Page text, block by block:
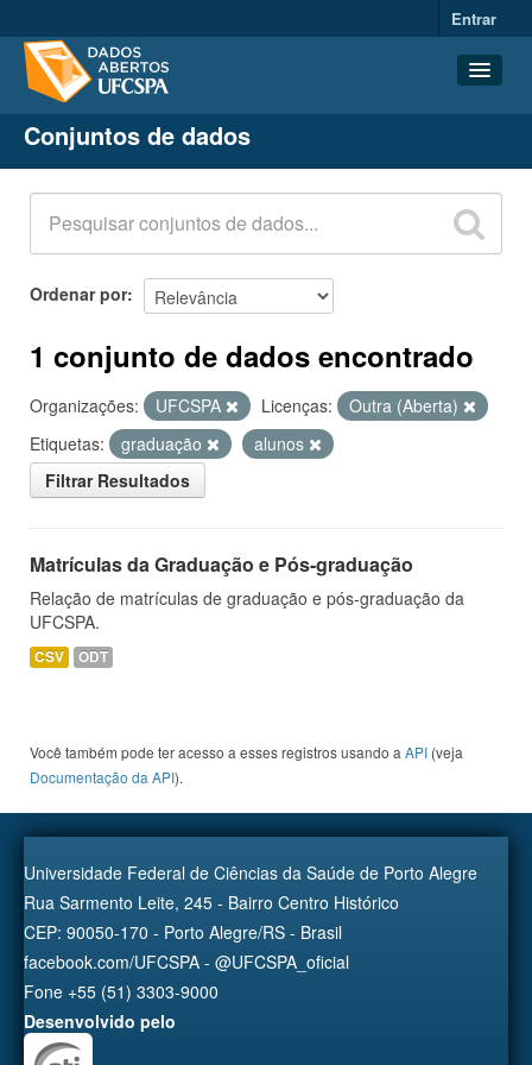
Entrar
Conjuntos de dados
Organizações
Grupos
Sobre
Conjuntos de dados
Ordenar por
1 conjunto de dados encontrado
Organizações: UFCSPA Licenças:
Outra (Aberta)
Etiquetas:
graduação
alunos
Filtrar Resultados
Matrículas da Graduação e Pós-graduação
Relação de matrículas de graduação e pós-graduação da
UFCSPA.
CSV ODT
Você também pode ter acesso a esses registros usando a API (veja
Documentação da API).
Universidade Federal de Ciências da Saúde de Porto Alegre
Rua Sarmento Leite, 245 - Bairro Centro Histórico
CEP: 90050-170 - Porto Alegre/RS - Brasil
facebook.com/UFCSPA - @UFCSPA_oficial
Fone +55 (51) 3303-9000
Desenvolvido pelo